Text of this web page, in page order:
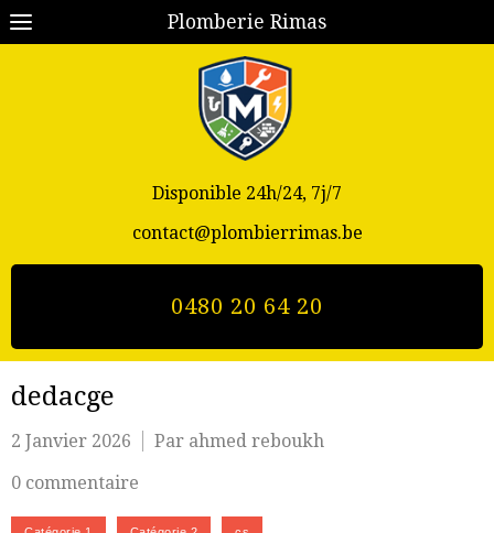
Plomberie Rimas
Disponible 24h/24, 7j/7
contact@plombierrimas.be
0480 20 64 20
dedacge
2 Janvier 2026
Par ahmed reboukh
0 commentaire